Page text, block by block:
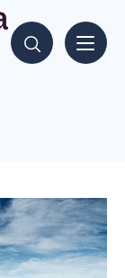
Hae sisältöjä